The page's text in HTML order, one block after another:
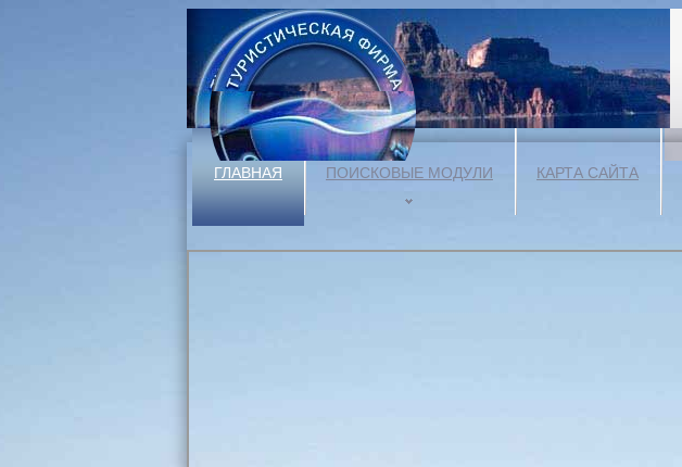
ГЛАВНАЯ ПОИСКОВЫЕ МОДУЛИ КАРТА САЙТА